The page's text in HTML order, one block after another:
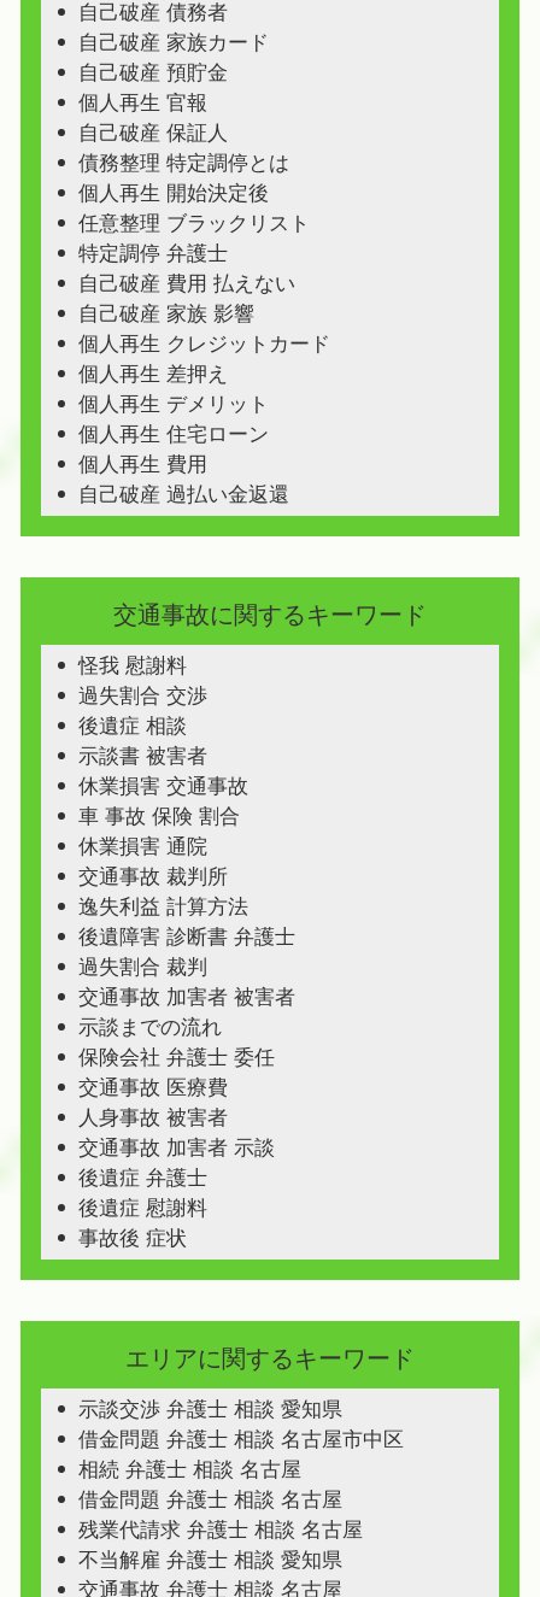
自己破産 債務者
自己破産 家族カード
自己破産 預貯金
個人再生 官報
自己破産 保証人
債務整理 特定調停とは
個人再生 開始決定後
任意整理 ブラックリスト
特定調停 弁護士
自己破産 費用 払えない
自己破産 家族 影響
個人再生 クレジットカード
個人再生 差押え
個人再生 デメリット
個人再生 住宅ローン
個人再生 費用
自己破産 過払い金返還
交通事故に関するキーワード
怪我 慰謝料
過失割合 交渉
後遺症 相談
示談書 被害者
休業損害 交通事故
車 事故 保険 割合
休業損害 通院
交通事故 裁判所
逸失利益 計算方法
後遺障害 診断書 弁護士
過失割合 裁判
交通事故 加害者 被害者
示談までの流れ
保険会社 弁護士 委任
交通事故 医療費
人身事故 被害者
交通事故 加害者 示談
後遺症 弁護士
後遺症 慰謝料
事故後 症状
エリアに関するキーワード
示談交渉 弁護士 相談 愛知県
借金問題 弁護士 相談 名古屋市中区
相続 弁護士 相談 名古屋
借金問題 弁護士 相談 名古屋
残業代請求 弁護士 相談 名古屋
不当解雇 弁護士 相談 愛知県
交通事故 弁護士 相談 名古屋